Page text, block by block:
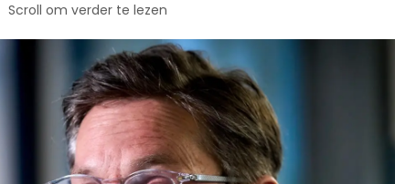
Scroll om verder te lezen